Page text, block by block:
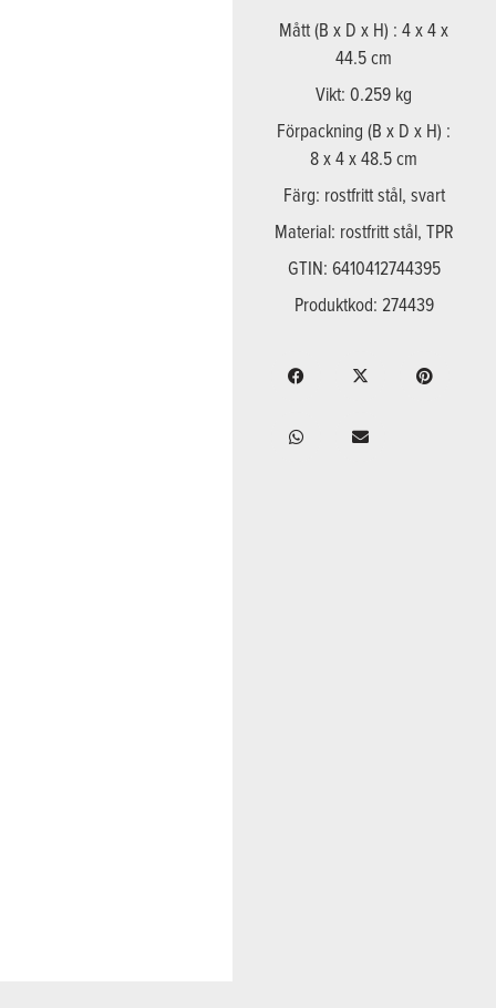
Mått (B x D x H) : 4 x 4 x
44.5 cm
Vikt: 0.259 kg
Förpackning (B x D x H) :
8 x 4 x 48.5 cm
Färg: rostfritt stål, svart
Material: rostfritt stål, TPR
GTIN: 6410412744395
Produktkod: 274439